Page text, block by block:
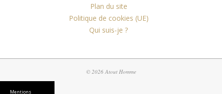
Mentions
Plan du site
Politique de cookies (UE)
Qui suis-je ?
© 2026 Atout Homme